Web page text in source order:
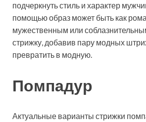
подчеркнуть стиль и характер
помощью образ может быть как
мужественным или
стрижку, добавив пару модных
превратить в модную.
Помпадур
Актуальные варианты стрижки